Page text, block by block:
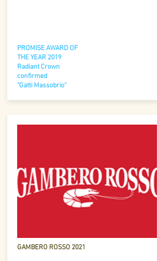
PROMISE AWARD OF
THE YEAR 2019
Radiant Crown
confirmed
"Gatti Massobrio"
GAMBERO ROSSO 2021